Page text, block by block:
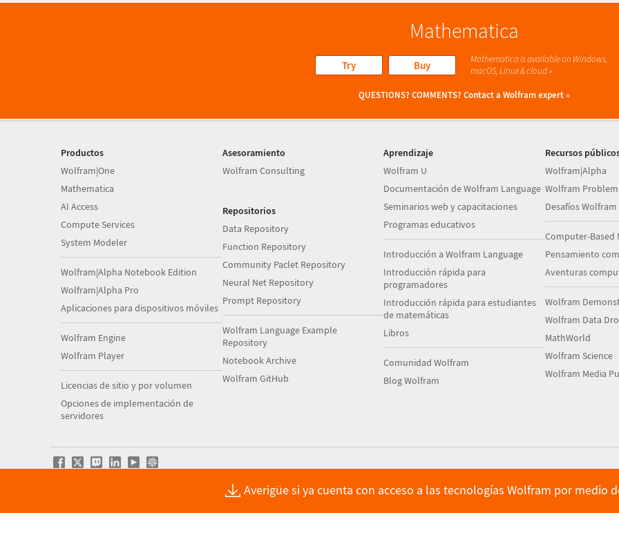
Mathematica
Try Buy
Mathematica is available on Windows,
macOS, Linux & cloud »
QUESTIONS? COMMENTS?Contact a Wolfram expert »
Productos
Wolfram|One
Mathematica
AI Access
Compute Services
System Modeler
Wolfram|Alpha Notebook Edition
Wolfram|Alpha Pro
Aplicaciones para dispositivos móviles
Wolfram Engine
Wolfram Player
Licencias de sitio y por volumen
Opciones de implementación de
servidores
Asesoramiento
Wolfram Consulting
Repositorios
Data Repository
Function Repository
Community Paclet Repository
Neural Net Repository
Prompt Repository
Wolfram Language Example
Repository
Notebook Archive
Wolfram GitHub
Aprendizaje
Wolfram U
Documentación de Wolfram Language
Seminarios web y capacitaciones
Programas educativos
Introducción a Wolfram Language
Introducción rápida para
programadores
Introducción rápida para estudiantes
de matemáticas
Libros
Comunidad Wolfram
Blog Wolfram
Recursos
Wolfram|Alpha
Wolfram
Desafíos Wolfram
Computer-Based
Pensamiento
Aventuras
Wolfram
Wolfram Data
MathWorld
Wolfram Science
Wolfram Media
Averigüe si ya cuenta con acceso a las tecnologías Wolfram por medio